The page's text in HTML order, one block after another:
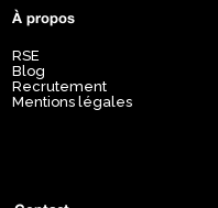
À propos
RSE
Blog
Recrutement
Mentions légales